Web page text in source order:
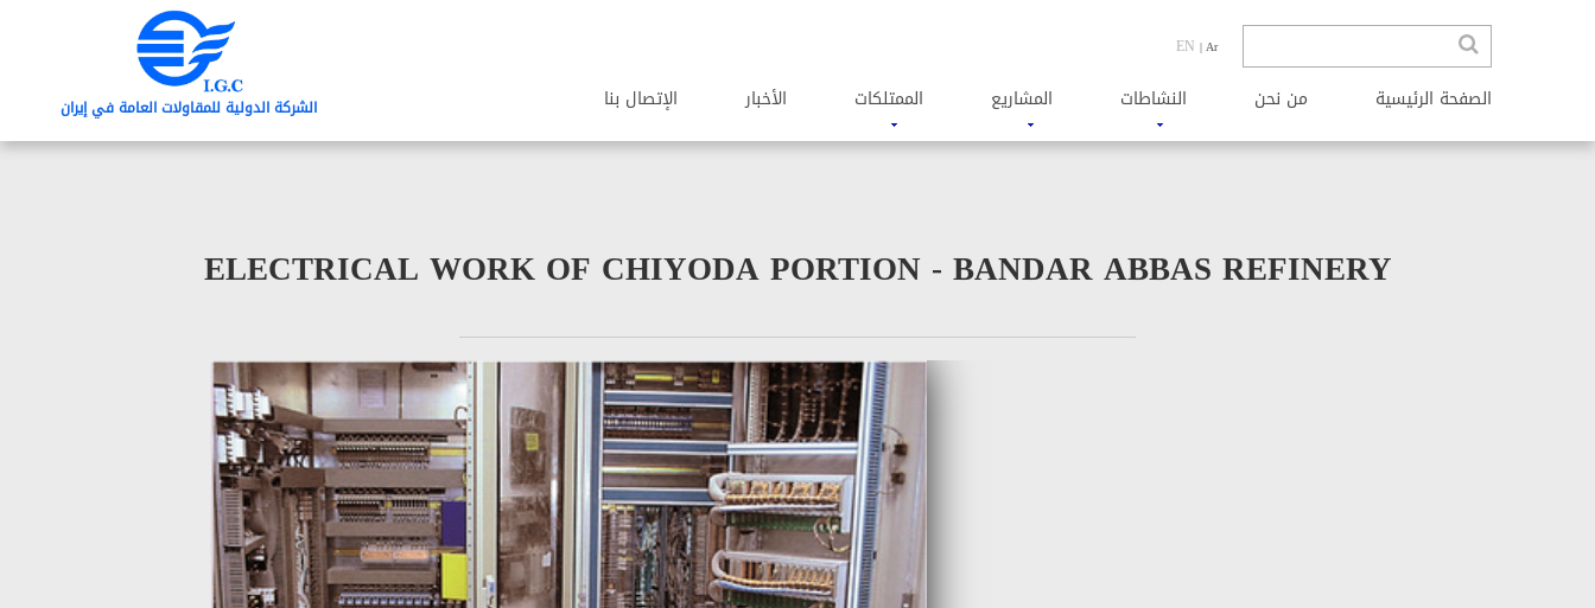
EN | Ar
الشرکة الدولیة للمقاولات العامة في إیران الإتصال بنا الأخبار الممتلکات المشاریع النشاطات من نحن الصفحة الرئیسیة
ELECTRICAL WORK OF CHIYODA PORTION - BANDAR ABBAS REFINERY